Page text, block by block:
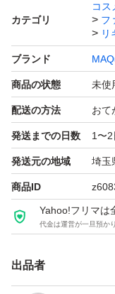
※お値下げ交渉は
◎即購入OKです♪
カテゴリ
コス
フ
リ
ブランド
商品の状態 未使
配送の方法 おて
発送までの日数 1〜2
発送元の地域 埼玉
商品ID
Yahoo!フリマは
代金は運営が一旦預か
出品者